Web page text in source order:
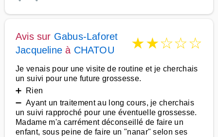
Avis sur Gabus-Laforet
Jacqueline à CHATOU ★★☆☆☆
Je venais pour une visite de routine et je cherchais
un suivi pour une future grossesse.
➕ Rien
➖ Ayant un traitement au long cours, je cherchais
un suivi rapproché pour une éventuelle grossesse.
Madame m'a carrément déconseillé de faire un
enfant, sous peine de faire un "nanar" selon ses